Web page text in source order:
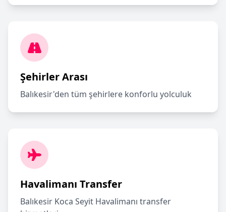
Şehirler Arası
Balıkesir'den tüm şehirlere konforlu yolculuk
Havalimanı Transfer
Balıkesir Koca Seyit Havalimanı transfer